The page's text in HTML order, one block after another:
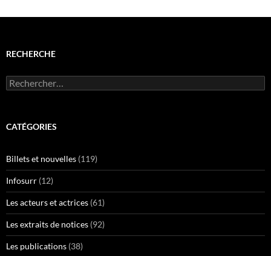
RECHERCHE
Rechercher :
CATÉGORIES
Billets et nouvelles (119)
Infosurr (12)
Les acteurs et actrices (61)
Les extraits de notices (92)
Les publications (38)